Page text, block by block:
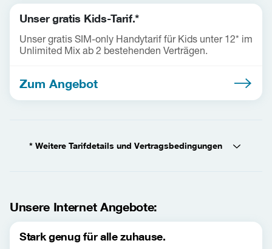
Unser gratis Kids-Tarif.*
Unser gratis SIM-only Handytarif für Kids unter 12* im
Unlimited Mix ab 2 bestehenden Verträgen.
Zum Angebot
* Weitere Tarifdetails und Vertragsbedingungen
Unsere Internet Angebote:
Stark genug für alle zuhause.